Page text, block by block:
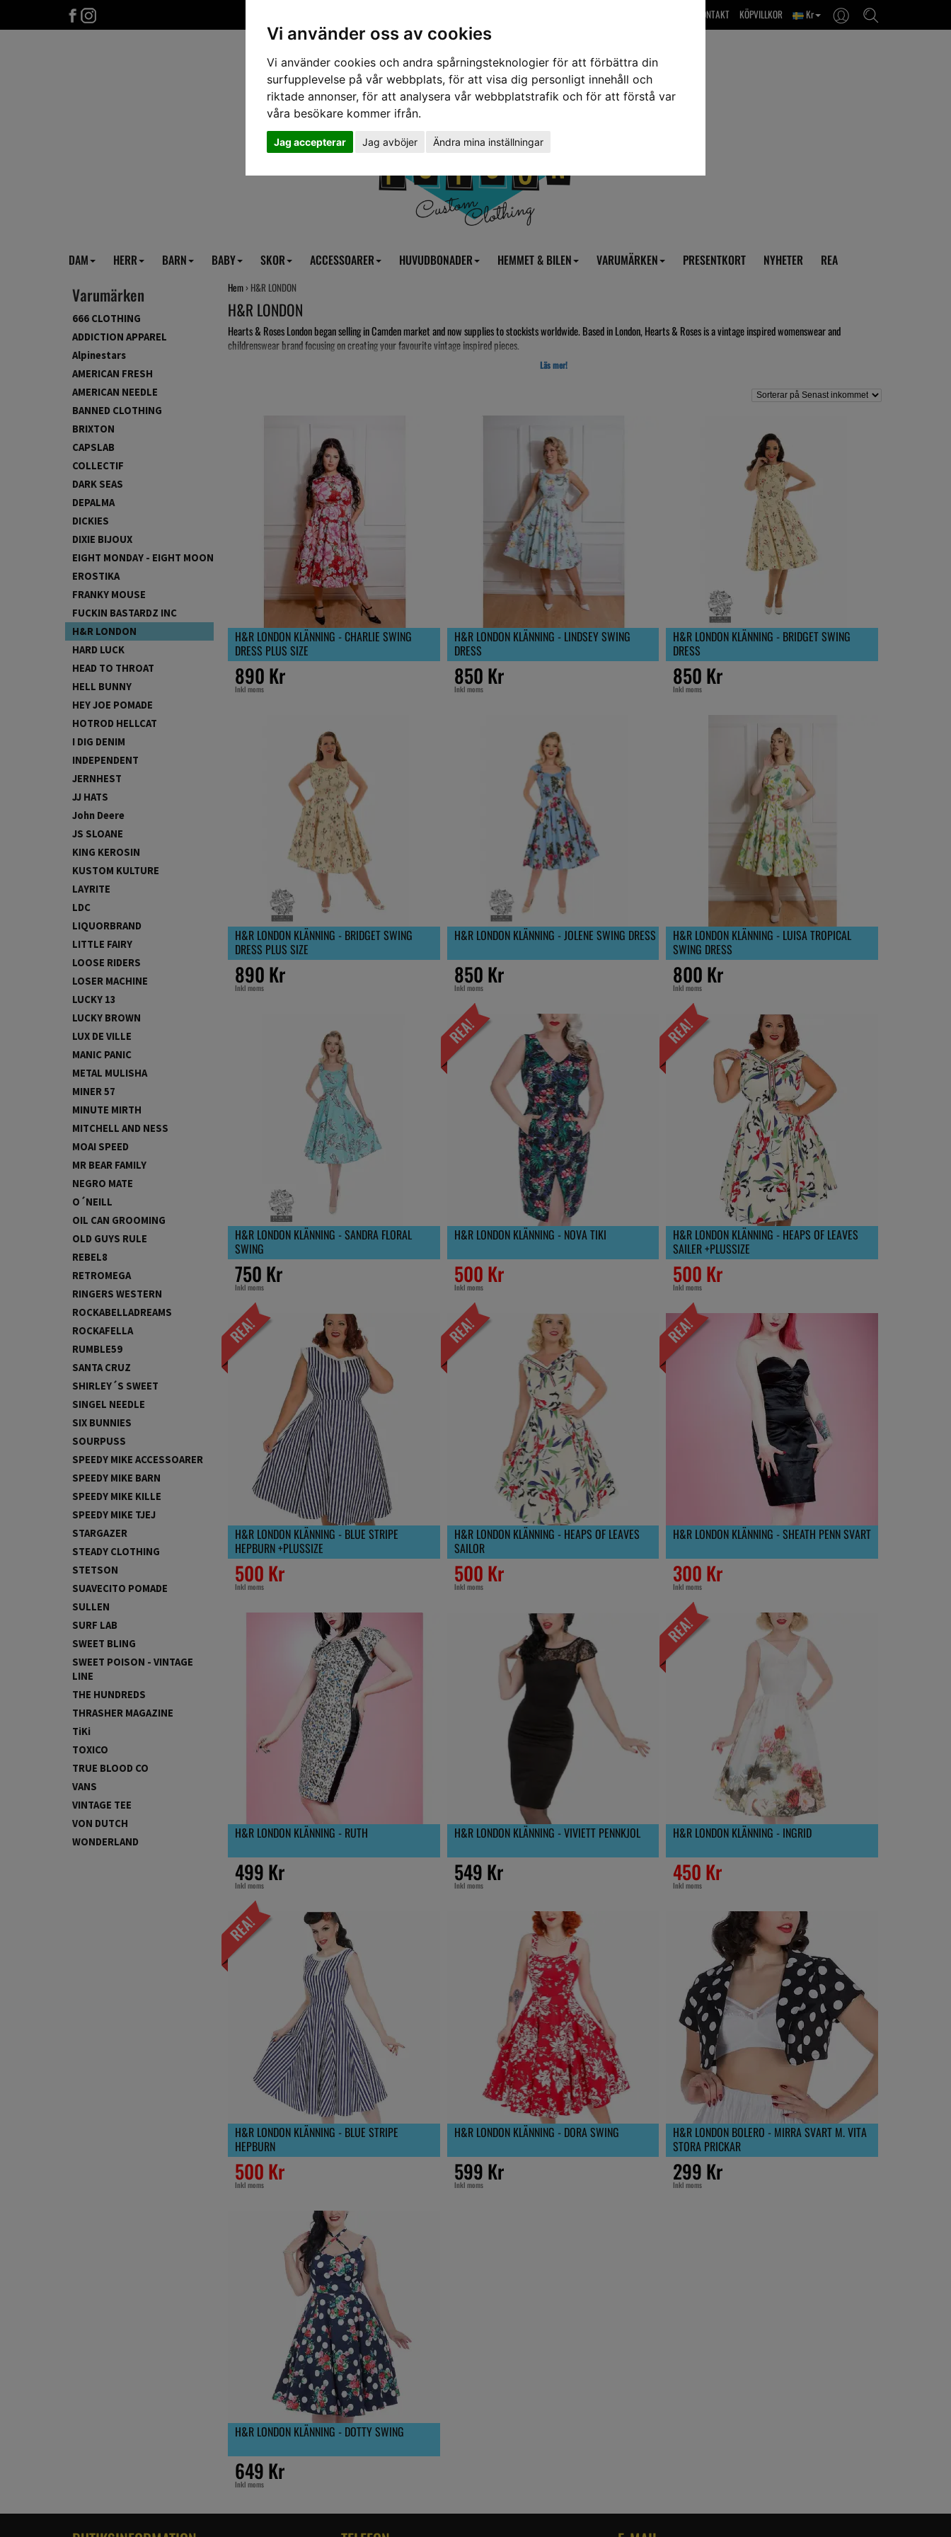
Vi använder oss av cookies
Vi använder cookies och andra spårningsteknologier för att förbättra din
surfupplevelse på vår webbplats, för att visa dig personligt innehåll och
riktade annonser, för att analysera vår webbplatstrafik och för att förstå var
våra besökare kommer ifrån.
Jag accepterar Jag avböjer Ändra mina inställningar
Kr
KÖPVILLKOR
OM OSS & KONTAKT
DAM HERR BARN BABY SKOR ACCESSOARER HUVUDBONADER HEMMET & BILEN VARUMÄRKEN PRESENTKORT NYHETER REA
Varumärken
666 CLOTHING
ADDICTION APPAREL
Alpinestars
AMERICAN FRESH
AMERICAN NEEDLE
BANNED CLOTHING
BRIXTON
CAPSLAB
COLLECTIF
DARK SEAS
DEPALMA
DICKIES
DIXIE BIJOUX
EIGHT MONDAY - EIGHT MOON
EROSTIKA
FRANKY MOUSE
FUCKIN BASTARDZ INC
H&R LONDON
HARD LUCK
HEAD TO THROAT
HELL BUNNY
HEY JOE POMADE
HOTROD HELLCAT
I DIG DENIM
INDEPENDENT
JERNHEST
JJ HATS
John Deere
JS SLOANE
KING KEROSIN
KUSTOM KULTURE
LAYRITE
LDC
LIQUORBRAND
LITTLE FAIRY
LOOSE RIDERS
LOSER MACHINE
LUCKY 13
LUCKY BROWN
LUX DE VILLE
MANIC PANIC
METAL MULISHA
MINER 57
MINUTE MIRTH
MITCHELL AND NESS
MOAI SPEED
MR BEAR FAMILY
NEGRO MATE
O´NEILL
OIL CAN GROOMING
OLD GUYS RULE
REBEL8
RETROMEGA
RINGERS WESTERN
ROCKABELLADREAMS
ROCKAFELLA
RUMBLE59
SANTA CRUZ
SHIRLEY´S SWEET
SINGEL NEEDLE
SIX BUNNIES
SOURPUSS
SPEEDY MIKE ACCESSOARER
SPEEDY MIKE BARN
SPEEDY MIKE KILLE
SPEEDY MIKE TJEJ
STARGAZER
STEADY CLOTHING
STETSON
SUAVECITO POMADE
SULLEN
SURF LAB
SWEET BLING
SWEET POISON - VINTAGE
LINE
THE HUNDREDS
THRASHER MAGAZINE
TiKi
TOXICO
TRUE BLOOD CO
VANS
VINTAGE TEE
VON DUTCH
WONDERLAND
Hem › H&R LONDON
H&R LONDON
Hearts & Roses London began selling in Camden market and now supplies to stockists worldwide. Based in London, Hearts & Roses is a vintage inspired womenswear and
childrenswear brand focusing on creating your favourite vintage inspired pieces.
Their in-house designers have always been inspired by icons such as Audrey Hepburn and Marilyn Monroe leading them to focus on the timeless styles from the 1950’s era. Their
Läs mer!
H&R LONDON KLÄNNING - CHARLIE SWING
DRESS PLUS SIZE
890 Kr
Inkl moms
H&R LONDON KLÄNNING - LINDSEY SWING
DRESS
850 Kr
Inkl moms
H&R LONDON KLÄNNING - BRIDGET SWING
DRESS
850 Kr
Inkl moms
H&R LONDON KLÄNNING - BRIDGET SWING
DRESS PLUS SIZE
890 Kr
Inkl moms
H&R LONDON KLÄNNING - JOLENE SWING DRESS
850 Kr
Inkl moms
H&R LONDON KLÄNNING - LUISA TROPICAL
SWING DRESS
800 Kr
Inkl moms
H&R LONDON KLÄNNING - SANDRA FLORAL
SWING
750 Kr
Inkl moms
H&R LONDON KLÄNNING - NOVA TIKI
500 Kr
Inkl moms
H&R LONDON KLÄNNING - HEAPS OF LEAVES
SAILER +PLUSSIZE
500 Kr
Inkl moms
H&R LONDON KLÄNNING - BLUE STRIPE
HEPBURN +PLUSSIZE
500 Kr
Inkl moms
H&R LONDON KLÄNNING - HEAPS OF LEAVES
SAILOR
500 Kr
Inkl moms
H&R LONDON KLÄNNING - SHEATH PENN SVART
300 Kr
Inkl moms
H&R LONDON KLÄNNING - RUTH
499 Kr
Inkl moms
H&R LONDON KLÄNNING - VIVIETT PENNKJOL
549 Kr
Inkl moms
H&R LONDON KLÄNNING - INGRID
450 Kr
Inkl moms
H&R LONDON KLÄNNING - BLUE STRIPE
HEPBURN
500 Kr
Inkl moms
H&R LONDON KLÄNNING - DORA SWING
599 Kr
Inkl moms
H&R LONDON BOLERO - MIRRA SVART M. VITA
STORA PRICKAR
299 Kr
Inkl moms
H&R LONDON KLÄNNING - DOTTY SWING
649 Kr
Inkl moms